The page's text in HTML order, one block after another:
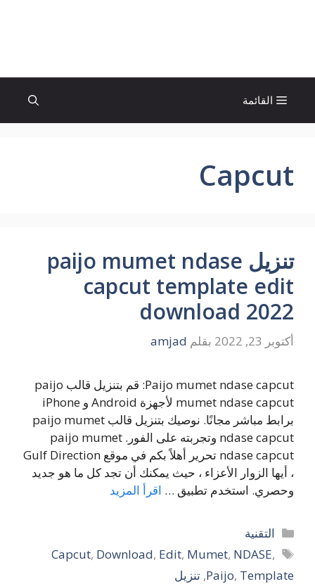
القائمة
Capcut
تنزيل paijo mumet ndase
capcut template edit
download 2022
أكتوبر 23, 2022 بقلم amjad
Paijo mumet ndase capcut: قم بتنزيل قالب paijo
mumet ndase capcut لأجهزة Android و iPhone
برابط مباشر مجانًا. نوصيك بتنزيل قالب paijo mumet
ndase capcut وتجربته على الفور. paijo mumet
ndase capcut تحرير أهلاً بكم في موقع Gulf Direction
، أيها الزوار الأعزاء ، حيث يمكنك أن تجد كل ما هو جديد
وحصري. استخدم تطبيق … اقرأ المزيد
التصنيفات
التقنية
الوسوم
Capcut, Download, Edit, Mumet, NDASE,
Paijo, Template
, تنزيل